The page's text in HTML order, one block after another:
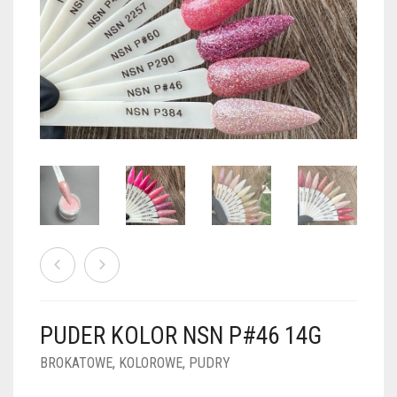
PUDRY BROKATOWE
PUDRY Z DROBINKAMI
PUDRY KOLOR PUR
PUDRY BUDUJĄCE
PUDRY DO FRENCH
PUDRY GALAXY
PUDRY SPARKLE
PUDRY TERMICZNE
PUDRY ŚWIECĄCE
FOIL DIP
KOSZYK
PUDER KOLOR NSN P#46 14G
BROKATOWE, KOLOROWE, PUDRY